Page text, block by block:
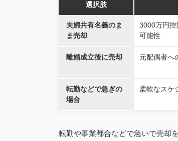
選択肢
夫婦共有名義のま
ま売却
3000万円控
可能性
離婚成立後に売却 元配偶者へ
転勤などで急ぎの
場合
柔軟なスケ
転勤や事業都合などで急いで売却